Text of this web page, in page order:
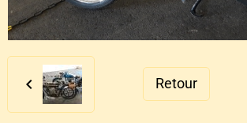
Retour